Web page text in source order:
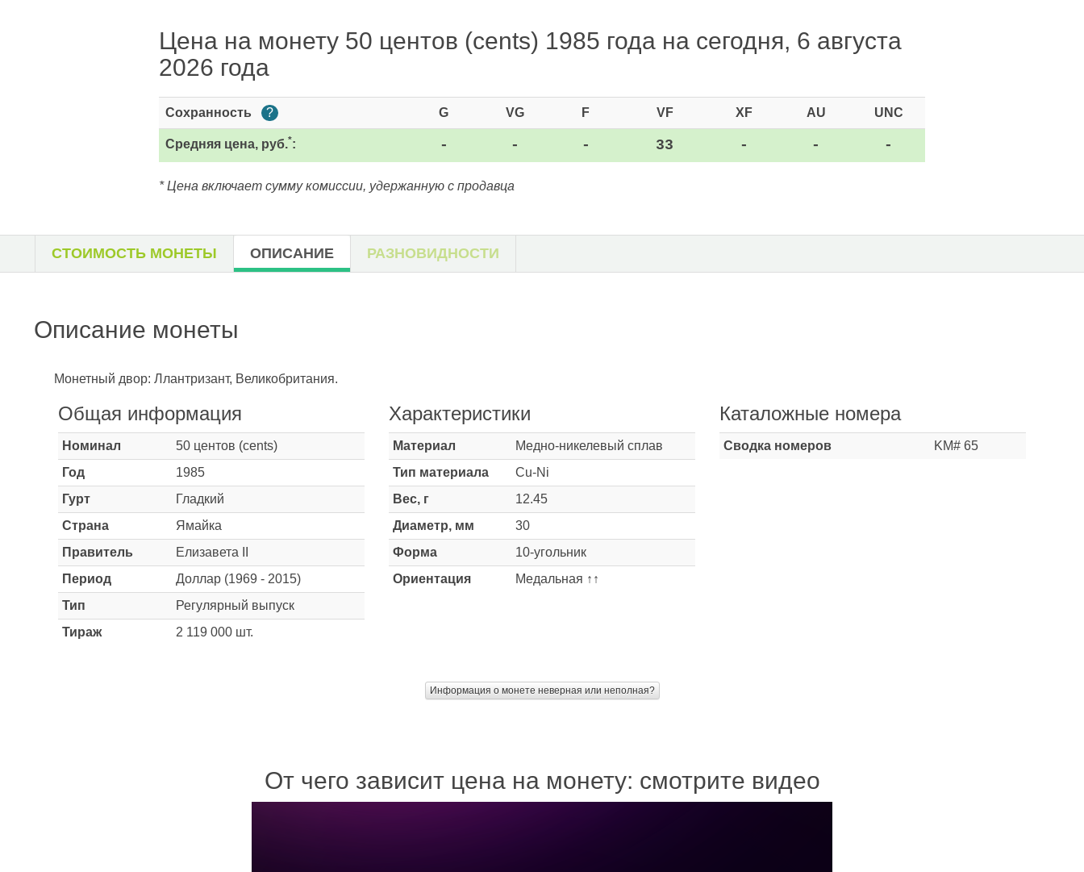
Цена на монету 50 центов (cents) 1985 года на сегодня, 6 августа
2026 года
Сохранность ? G VG F VF XF AU UNC
Средняя цена, руб.*: - - - 33 - - -
* Цена включает сумму комиссии, удержанную с продавца
СТОИМОСТЬ МОНЕТЫ ОПИСАНИЕ РАЗНОВИДНОСТИ
Описание монеты
Монетный двор: Ллантризант, Великобритания.
Общая информация
Номинал
50 центов (cents)
Год
1985
Гурт
Гладкий
Страна
Ямайка
Правитель
Елизавета II
Период
Доллар (1969 - 2015)
Тип
Регулярный выпуск
Тираж
2 119 000 шт.
Характеристики
Материал
Медно-никелевый сплав
Тип материала
Cu-Ni
Вес, г
12.45
Диаметр, мм
30
Форма
10-угольник
Ориентация
Медальная ↑↑
Каталожные номера
Сводка номеров KM# 65
Информация о монете неверная или неполная?
От чего зависит цена на монету: смотрите видео